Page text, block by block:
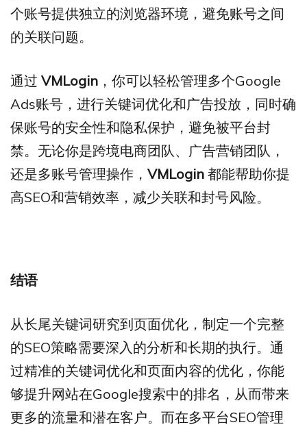
个账号提供独立的浏览器环境，避免账号之间
的关联问题。
通过 VMLogin ，你可以轻松管理多个Google
Ads账号，进行关键词优化和广告投放，同时确
保账号的安全性和隐私保护，避免被平台封
禁。无论你是跨境电商团队、广告营销团队，
还是多账号管理操作， VMLogin 都能帮助你提
高SEO和营销效率，减少关联和封号风险。
结语
从长尾关键词研究到页面优化，制定一个完整
的SEO策略需要深入的分析和长期的执行。通
过精准的关键词优化和页面内容的优化，你能
够提升网站在Google搜索中的排名，从而带来
更多的流量和潜在客户。而在多平台SEO管理